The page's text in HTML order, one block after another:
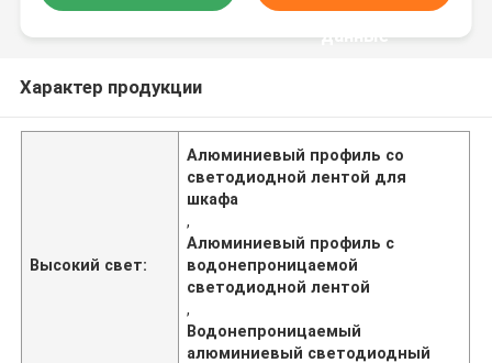
данные
Характер продукции
Высокий свет:
Алюминиевый профиль со
светодиодной лентой для
шкафа
,
Алюминиевый профиль с
водонепроницаемой
светодиодной лентой
,
Водонепроницаемый
алюминиевый светодиодный